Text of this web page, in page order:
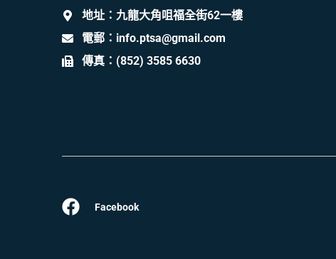
地址：九龍大角咀福全街62一樓
電郵：info.ptsa@gmail.com
傳真：(852) 3585 6630
Facebook